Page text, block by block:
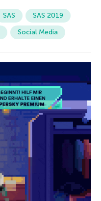
SAS
SAS 2019
Social Media